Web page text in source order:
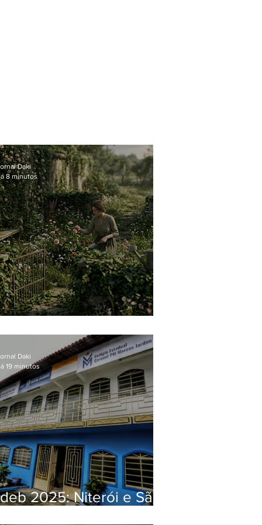
Daki
8 minutos
2025: Niterói e São
Daki
19 minutos